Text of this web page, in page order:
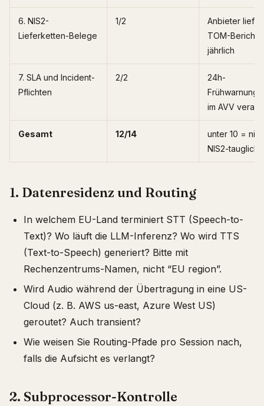
6. NIS2-
Lieferketten-Belege
1/2
Anbieter
TOM-Bericht
jährlich
7. SLA und Incident-
Pflichten
2/2
24h-
im AVV
Gesamt 12/14
unter 10 =
NIS2-tauglich
1. Datenresidenz und Routing
In welchem EU-Land terminiert STT (Speech-to-
Text)? Wo läuft die LLM-Inferenz? Wo wird TTS
(Text-to-Speech) generiert? Bitte mit
Rechenzentrums-Namen, nicht “EU region”.
Wird Audio während der Übertragung in eine US-
Cloud (z. B. AWS us-east, Azure West US)
geroutet? Auch transient?
Wie weisen Sie Routing-Pfade pro Session nach,
falls die Aufsicht es verlangt?
2. Subprocessor-Kontrolle